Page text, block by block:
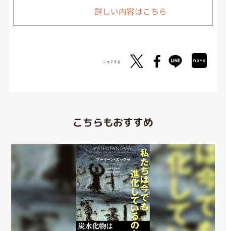
詳しい内容はこちら
シェアする
こちらもおすすめ